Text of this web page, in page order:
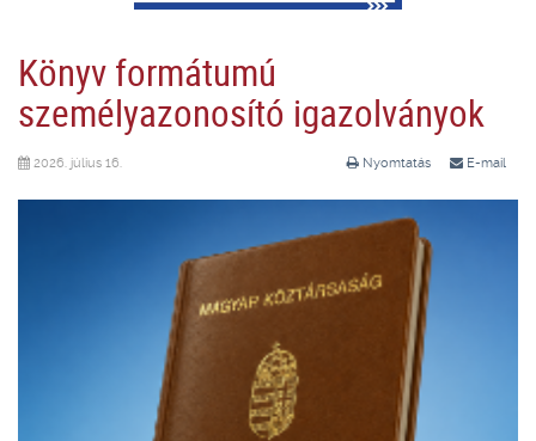
Könyv formátumú
személyazonosító igazolványok
Nyomtatás E-mail
2026. július 16.